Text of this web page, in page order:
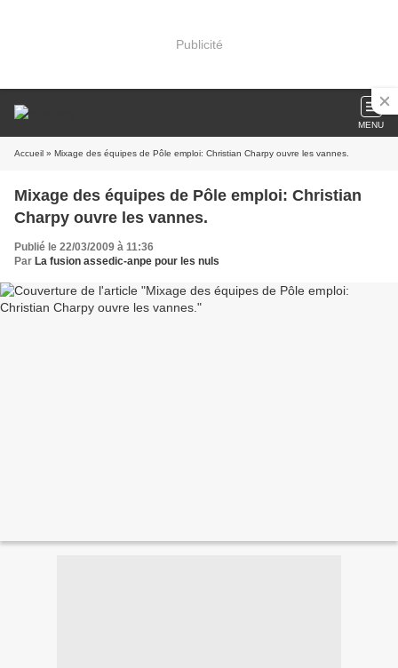
Publicité
MENU
Accueil » Mixage des équipes de Pôle emploi: Christian Charpy ouvre les vannes.
Mixage des équipes de Pôle emploi: Christian
Charpy ouvre les vannes.
Publié le 22/03/2009 à 11:36
Par La fusion assedic-anpe pour les nuls